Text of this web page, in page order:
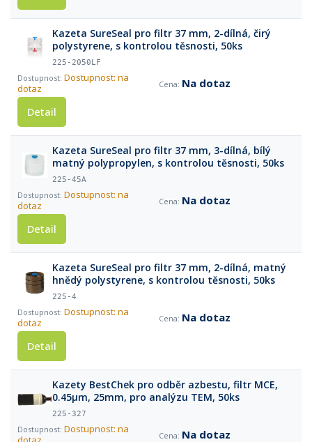
Kazeta SureSeal pro filtr 37 mm, 2-dílná, čirý
polystyrene, s kontrolou těsnosti, 50ks
225-2050LF
Dostupnost: na
dotaz
Na dotaz
Detail
Kazeta SureSeal pro filtr 37 mm, 3-dílná, bílý
matný polypropylen, s kontrolou těsnosti, 50ks
225-45A
Dostupnost: na
dotaz
Na dotaz
Detail
Kazeta SureSeal pro filtr 37 mm, 2-dílná, matný
hnědý polystyrene, s kontrolou těsnosti, 50ks
225-4
Dostupnost: na
dotaz
Na dotaz
Detail
Kazety BestChek pro odběr azbestu, filtr MCE,
0.45µm, 25mm, pro analýzu TEM, 50ks
225-327
Dostupnost: na
Na dotaz